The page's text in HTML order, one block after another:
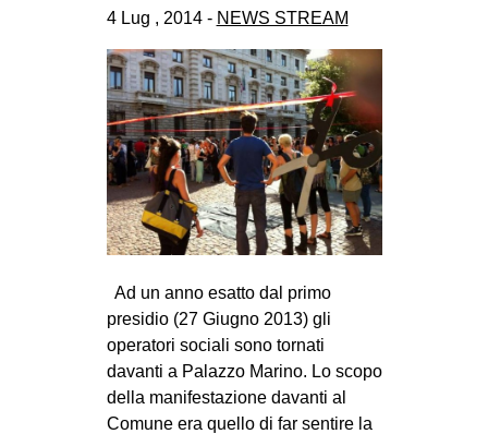
4 Lug , 2014 - NEWS STREAM
Ad un anno esatto dal primo
presidio (27 Giugno 2013) gli
operatori sociali sono tornati
davanti a Palazzo Marino. Lo scopo
della manifestazione davanti al
Comune era quello di far sentire la